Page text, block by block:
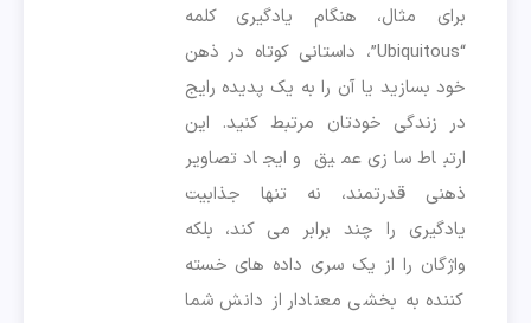
برای مثال، هنگام یادگیری کلمه
“Ubiquitous”، داستانی کوتاه در ذهن
خود بسازید یا آن را به یک پدیده رایج
در زندگی خودتان مرتبط کنید. این
ارتباط سازی عمیق و ایجاد تصاویر
ذهنی قدرتمند، نه تنها جذابیت
یادگیری را چند برابر می کند، بلکه
واژگان را از یک سری داده های خسته
کننده به بخشی معنادار از دانش شما